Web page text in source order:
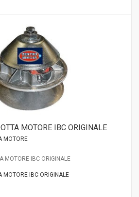
MOTORE IBC ORIGINALE
MOTORE
MOTORE IBC ORIGINALE
MOTORE IBC ORIGINALE